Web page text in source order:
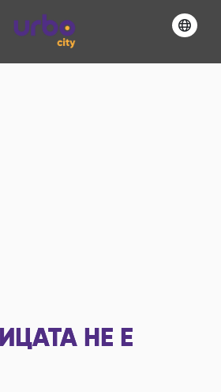
НЕ Е